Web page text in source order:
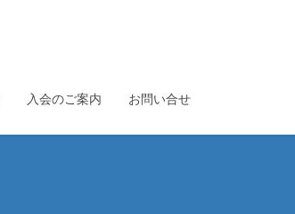
入会のご案内 お問い合せ